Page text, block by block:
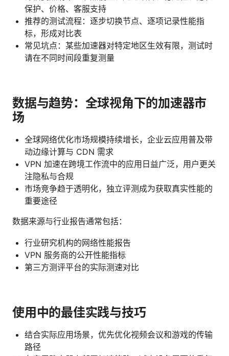
保护、价格、客服支持
推荐的测试流程：逐步切换节点、逐项记录性能指
标，形成对比表
常见坑点：某些加速器对特定地区生效有限，测试时
请在不同时间段重复测量
数据与趋势：全球视角下的加速器市
场
全球网络优化市场规模持续增长，企业云应用普及带
动边缘计算与 CDN 需求
VPN 加速在跨境工作流中的应用日益广泛，用户更关
注隐私与合规
市场竞争趋于透明化，独立评测成为获取真实性能的
重要途径
数据来源与行业报告通常包括：
行业研究机构的网络性能报告
VPN 服务商的公开性能指标
第三方测评平台的实际测速对比
使用中的最佳实践与技巧
结合实际应用场景，优先优化视频会议和游戏的传输
路径